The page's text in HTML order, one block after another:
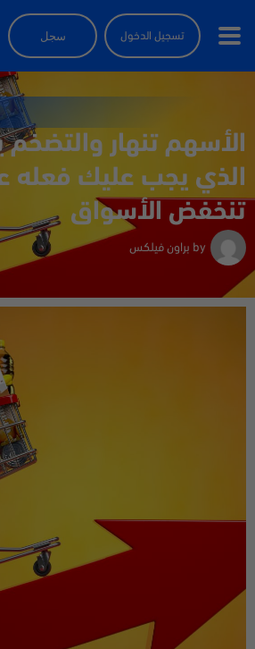
تسجيل الدخول سجل
الأسهم تنهار والتضخم
الذي يجب عليك فعله
تنخفض الأسواق
by براون فيلكس